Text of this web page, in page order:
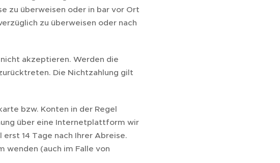
zu überweisen oder in bar vor Ort
zu überweisen oder nach
akzeptieren. Werden die
Die Nichtzahlung gilt
bzw. Konten in der Regel
über eine Internetplattform wir
14 Tage nach Ihrer Abreise.
wenden (auch im Falle von